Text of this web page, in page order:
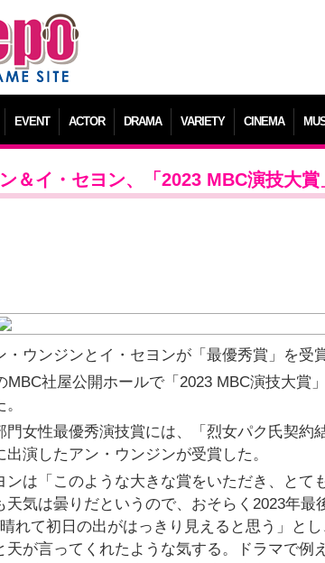
EVENT ACTOR DRAMA VARIETY CINEMA
＆イ・セヨン、「2023 MBC演技大
・ウンジンとイ・セヨンが「最優秀賞」を受
MBC社屋公開ホールで「2023 MBC演技大賞
門女性最優秀演技賞には、「烈女パク氏契
出演したアン・ウンジンが受賞した。
ンは「このような大きな賞をいただき、と
天気は曇りだというので、おそらく2023年
れて初日の出がはっきり見えると思う」と
天が言ってくれたような気する。ドラマで例